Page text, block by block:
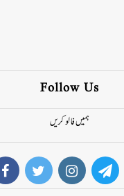
Follow Us
ہمیں فالو کریں